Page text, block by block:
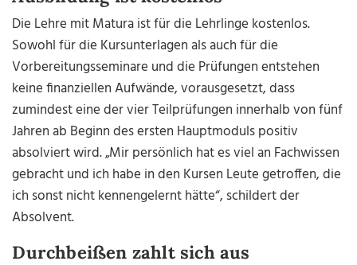
Die Lehre mit Matura ist für die Lehrlinge kostenlos.
Sowohl für die Kursunterlagen als auch für die
Vorbereitungsseminare und die Prüfungen entstehen
keine finanziellen Aufwände, vorausgesetzt, dass
zumindest eine der vier Teilprüfungen innerhalb von fünf
Jahren ab Beginn des ersten Hauptmoduls positiv
absolviert wird. „Mir persönlich hat es viel an Fachwissen
gebracht und ich habe in den Kursen Leute getroffen, die
ich sonst nicht kennengelernt hätte“, schildert der
Absolvent.
Durchbeißen zahlt sich aus